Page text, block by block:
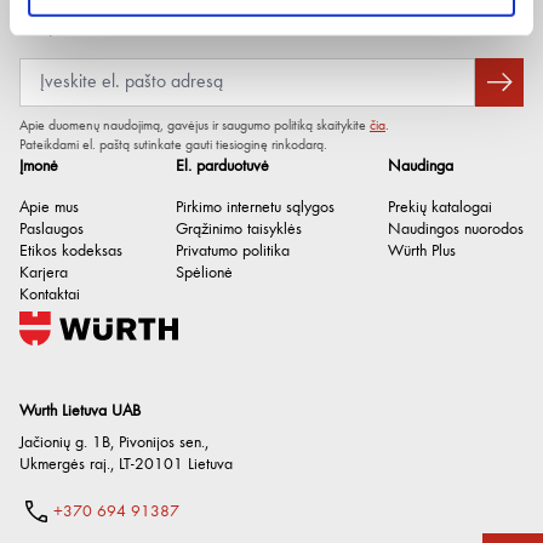
Tipas Šešiakampis
Wurth Lietuva UAB
Jačionių g. 1B, Pivonijos sen.,
Ukmergės raj., LT-20101 Lietuva
+370 694 91387
Įmonė
Apie mus
Paslaugos
Etikos kodeksas
Karjera
Kontaktai
El. parduotuvė
Pirkimo internetu sąlygos
Grąžinimo taisyklės
Privatumo politika
Spėlionė
Naudinga
Prekių katalogai
Naudingos nuorodos
Würth Plus
Apie duomenų naudojimą, gavėjus ir saugumo politiką skaitykite čia.
Pateikdami el. paštą sutinkate gauti tiesioginę rinkodarą.